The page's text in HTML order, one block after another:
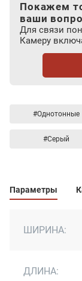
Покажем
ваши
Для связи
Камеру
#Однотонные
#Серый
Параметры
ШИРИНА:
ДЛИНА: